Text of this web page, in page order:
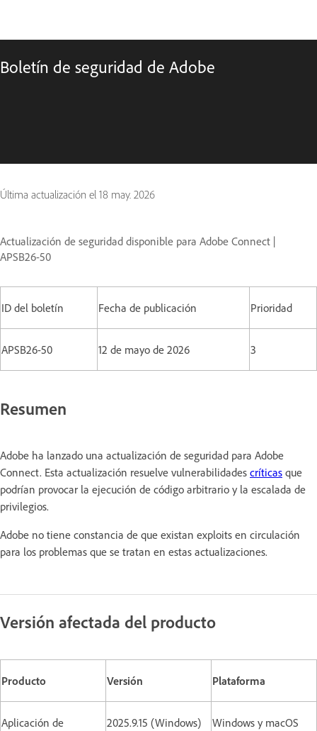
Boletín de seguridad de Adobe
Última actualización el 18 may. 2026
Actualización de seguridad disponible para Adobe Connect |
APSB26-50
ID del boletín Fecha de publicación Prioridad
APSB26-50 12 de mayo de 2026 3
Resumen
Adobe ha lanzado una actualización de seguridad para Adobe
Connect. Esta actualización resuelve vulnerabilidades críticas que
podrían provocar la ejecución de código arbitrario y la escalada de
privilegios.
Adobe no tiene constancia de que existan exploits en circulación
para los problemas que se tratan en estas actualizaciones.
Versión afectada del producto
Producto Versión Plataforma
Aplicación de
2025.9.15 (Windows)
Windows y macOS